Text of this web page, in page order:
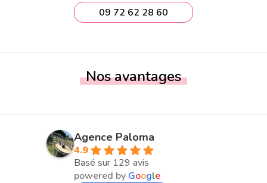
09 72 62 28 60
Nos avantages
Agence Paloma
4.9
Basé sur 129 avis
powered by Google